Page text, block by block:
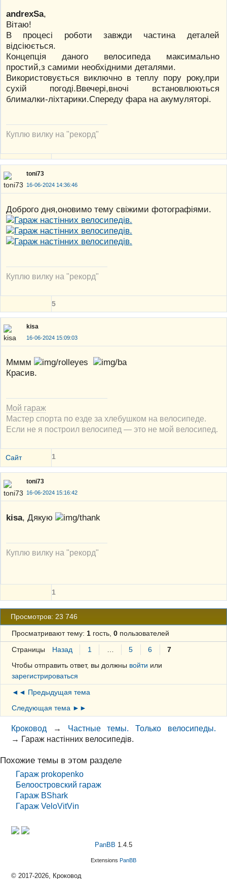
andrexSa,
Вітаю!
В процесі роботи завжди частина деталей
відсіюється.
Концепція даного велосипеда максимально
простий,з самими необхідними деталями.
Використовується виключно в теплу пору року,при
сухій погоді.Ввечері,вночі встановлюються
блималки-ліхтарики.Спереду фара на акумуляторі.
Куплю вилку на "рекорд"
toni73
16-06-2024 14:36:46
Доброго дня,оновимо тему свіжими фотографіями.
Куплю вилку на "рекорд"
5
kisa
16-06-2024 15:09:03
Мммм
Красив.
Мой гараж
Мастер спорта по езде за хлебушком на велосипеде.
Если не я построил велосипед — это не мой велосипед.
Сайт 1
toni73
16-06-2024 15:16:42
kisa, Дякую
Куплю вилку на "рекорд"
1
Просмотров: 23 746
Просматривают тему: 1гость, 0пользователей
Страницы Назад 1 5 6
7
Чтобы отправить ответ, вы должны войти или
зарегистрироваться
◄◄ Предыдущая тема
Следующая тема ►►
Кроковод → Частные темы. Только велосипеды.
→ Гараж настінних велосипедів.
Похожие темы в этом разделе
Гараж prokopenko
Белоостровский гараж
Гараж BShark
Гараж VeloVitVin
PanBB 1.4.5
Extensions PanBB
© 2017-2026, Кроковод